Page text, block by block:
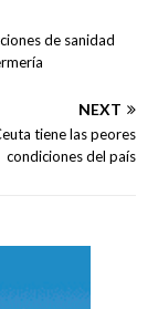
de sanidad
NEXT
tiene las peores
condiciones del país